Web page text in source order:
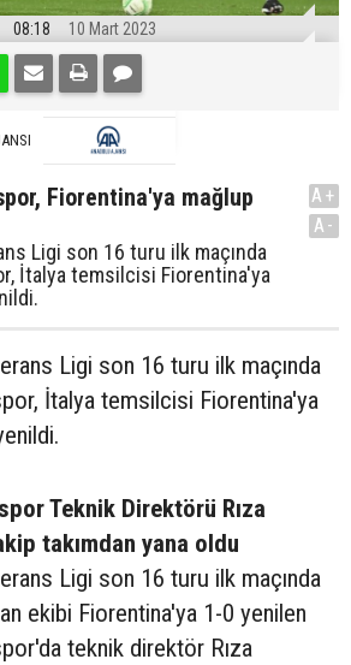
08:18 10 Mart 2023
Fiorentina'ya mağlup
Ligi son 16 turu ilk maçında
İtalya temsilcisi Fiorentina'ya
A+
A-
Ligi son 16 turu ilk maçında
İtalya temsilcisi Fiorentina'ya
Teknik Direktörü Rıza
takımdan yana oldu
Ligi son 16 turu ilk maçında
ekibi Fiorentina'ya 1-0 yenilen
teknik direktör Rıza